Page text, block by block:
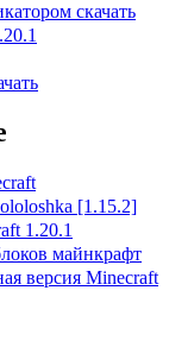
скачать
[1.15.2]
1.20.1
майнкрафт
версия Minecraft